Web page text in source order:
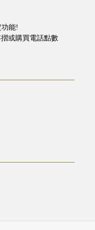
能!
或購買電話點數